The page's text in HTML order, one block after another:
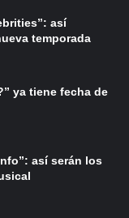
así
temporada
ya tiene fecha de
así serán los